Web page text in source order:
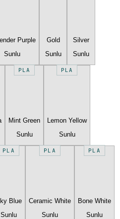
Purple
Sunlu
Gold
Sunlu
Silver
Sunlu
PLA
Mint Green
Sunlu
PLA
Lemon Yellow
Sunlu
PLA
Blue
Sunlu
PLA
Ceramic White
Sunlu
PLA
Bone White
Sunlu